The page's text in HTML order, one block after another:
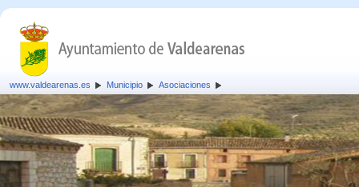
www.valdearenas.es Municipio Asociaciones